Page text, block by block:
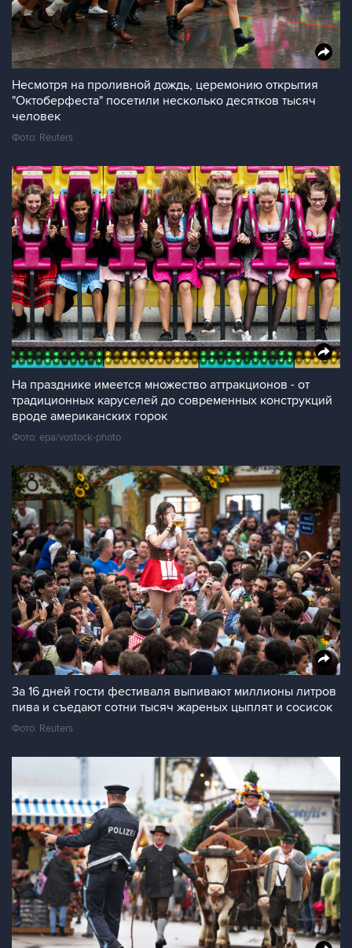
Несмотря на проливной дождь, церемонию открытия
"Октоберфеста" посетили несколько десятков тысяч
человек
Фото: Reuters
На празднике имеется множество аттракционов - от
традиционных каруселей до современных конструкций
вроде американских горок
Фото: epa/vostock-photo
За 16 дней гости фестиваля выпивают миллионы литров
пива и съедают сотни тысяч жареных цыплят и сосисок
Фото: Reuters